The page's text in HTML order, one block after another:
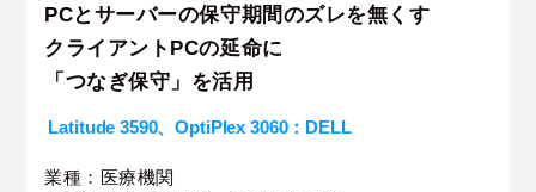
PCとサーバーの保守期間のズレを無くす
クライアントPCの延命に
「つなぎ保守」を活用
Latitude 3590、OptiPlex 3060：DELL
業種：医療機関